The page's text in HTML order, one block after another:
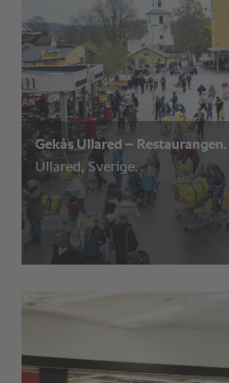
Gekås Ullared – Restaurangen.
Ullared, Sverige.